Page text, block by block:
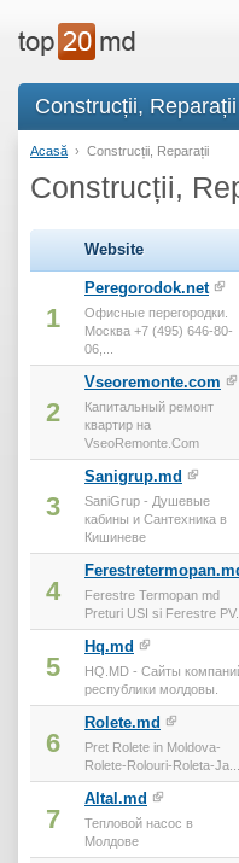
Construcții, Reparații
Acasă › Construcții, Reparații
Construcții,
Website
1
Peregorodok.net
Офисные перегородки.
Москва +7 (495) 646-80-
06,...
2
Vseoremonte.com
Капитальный ремонт
квартир на
VseoRemonte.Com
3
Sanigrup.md
SaniGrup - Душевые
кабины и Сантехника в
Кишиневе
4
Ferestre Termopan md
Preturi USI si Ferestre PV...
5
Hq.md
HQ.MD - Сайты
республики молдовы.
6
Rolete.md
Pret Rolete in Moldova-
Rolete-Rolouri-Roleta-Ja...
7
Altal.md
Тепловой насос в
Молдове